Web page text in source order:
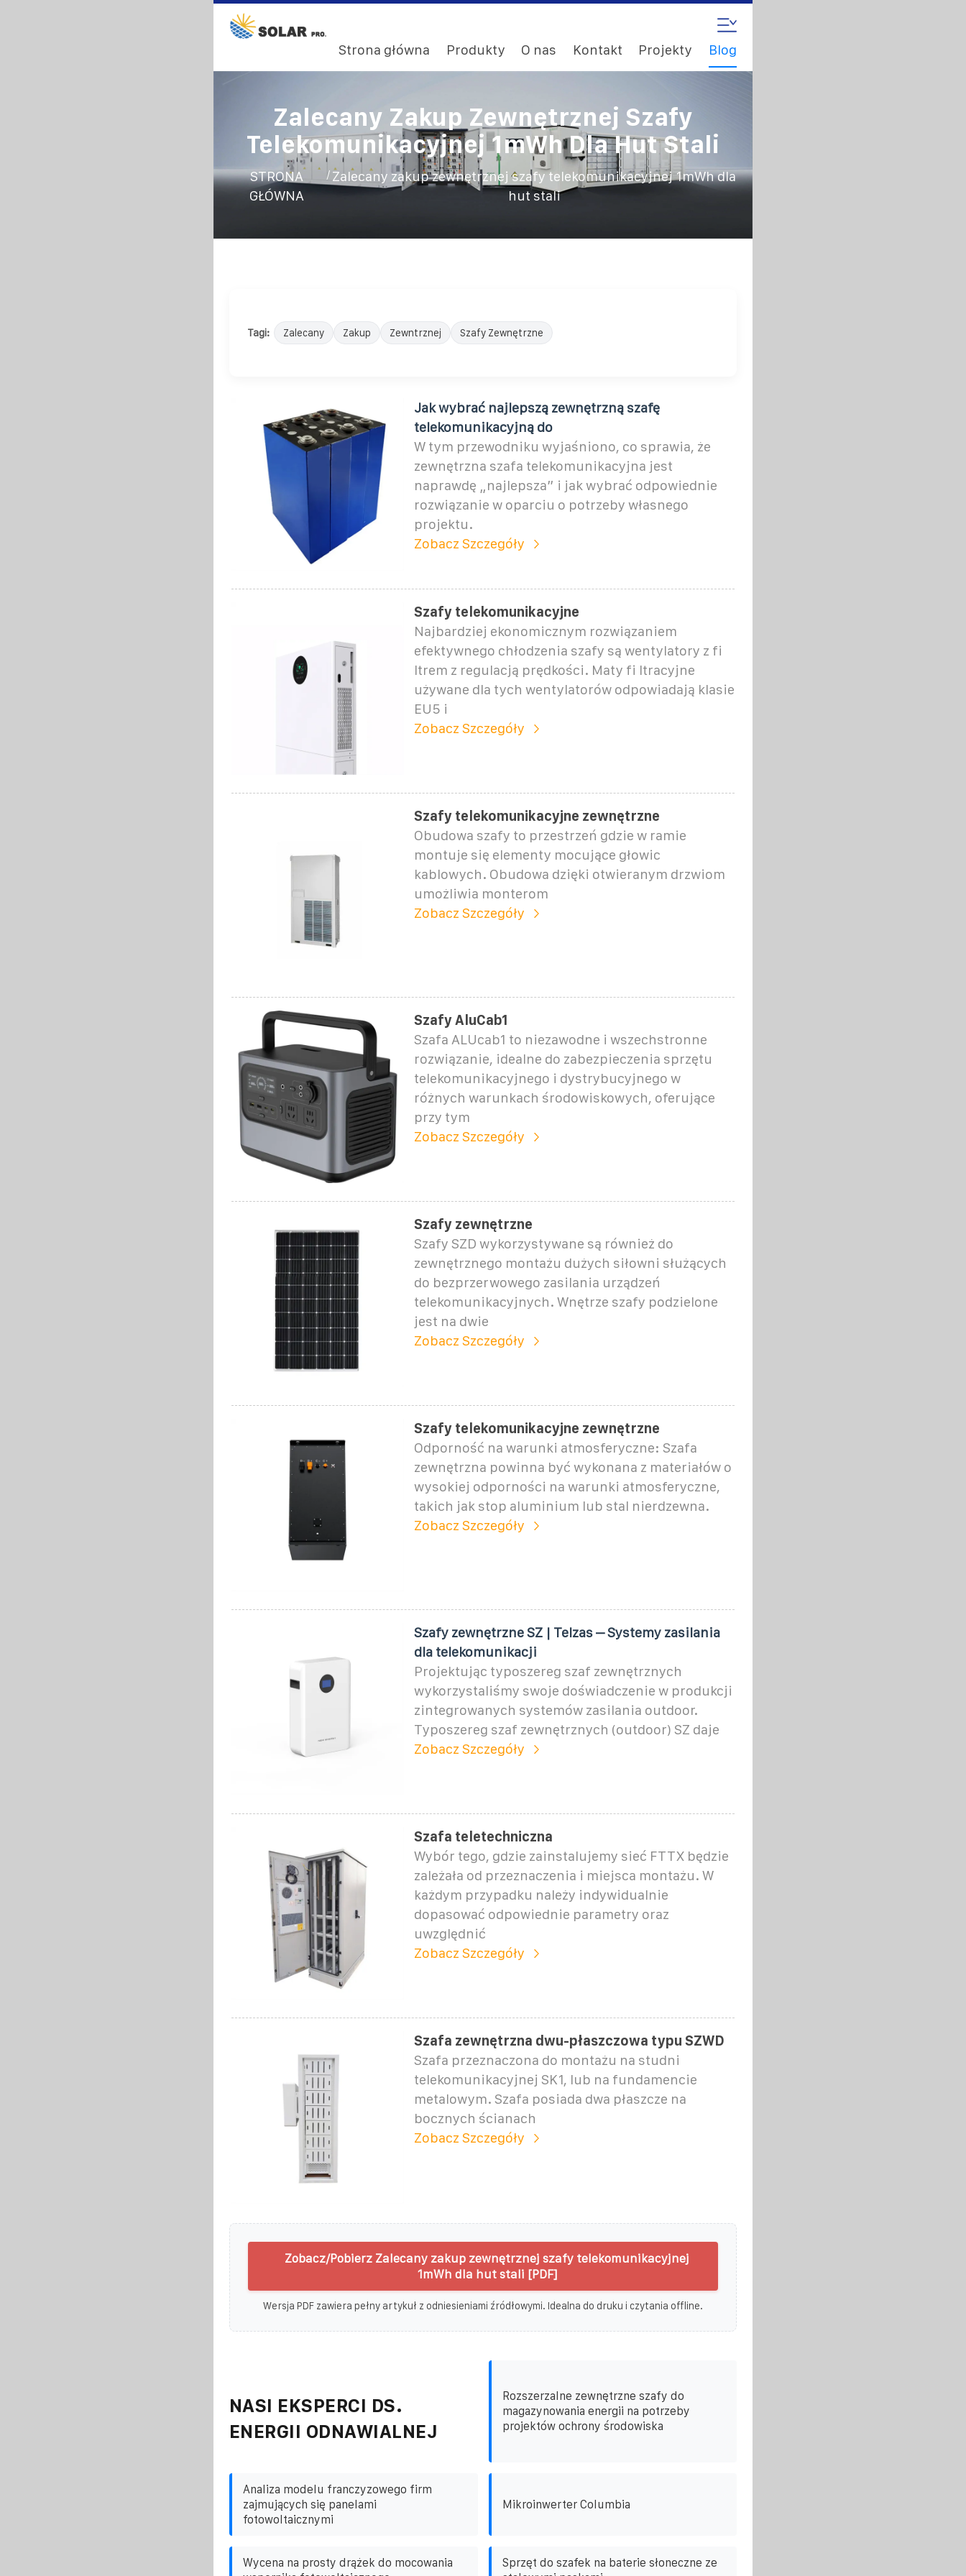
Strona główna Produkty O nas Kontakt Projekty Blog
Zalecany Zakup Zewnętrznej Szafy
Telekomunikacyjnej 1mWh Dla Hut Stali
STRONA
GŁÓWNA
/ Zalecany zakup zewnętrznej szafy telekomunikacyjnej 1mWh dla
hut stali
Tagi: Zalecany Zakup Zewntrznej Szafy Zewnętrzne
Jak wybrać najlepszą zewnętrzną szafę
telekomunikacyjną do
W tym przewodniku wyjaśniono, co sprawia, że
zewnętrzna szafa telekomunikacyjna jest
naprawdę „najlepsza” i jak wybrać odpowiednie
rozwiązanie w oparciu o potrzeby własnego
projektu.
Zobacz Szczegóły
Szafy telekomunikacyjne
Najbardziej ekonomicznym rozwiązaniem
efektywnego chłodzenia szafy są wentylatory z fi
ltrem z regulacją prędkości. Maty fi ltracyjne
używane dla tych wentylatorów odpowiadają klasie
EU5 i
Zobacz Szczegóły
Szafy telekomunikacyjne zewnętrzne
Obudowa szafy to przestrzeń gdzie w ramie
montuje się elementy mocujące głowic
kablowych. Obudowa dzięki otwieranym drzwiom
umożliwia monterom
Zobacz Szczegóły
Szafy AluCab1
Szafa ALUcab1 to niezawodne i wszechstronne
rozwiązanie, idealne do zabezpieczenia sprzętu
telekomunikacyjnego i dystrybucyjnego w
różnych warunkach środowiskowych, oferujące
przy tym
Zobacz Szczegóły
Szafy zewnętrzne
Szafy SZD wykorzystywane są również do
zewnętrznego montażu dużych siłowni służących
do bezprzerwowego zasilania urządzeń
telekomunikacyjnych. Wnętrze szafy podzielone
jest na dwie
Zobacz Szczegóły
Szafy telekomunikacyjne zewnętrzne
Odporność na warunki atmosferyczne: Szafa
zewnętrzna powinna być wykonana z materiałów o
wysokiej odporności na warunki atmosferyczne,
takich jak stop aluminium lub stal nierdzewna.
Zobacz Szczegóły
Szafy zewnętrzne SZ | Telzas – Systemy zasilania
dla telekomunikacji
Projektując typoszereg szaf zewnętrznych
wykorzystaliśmy swoje doświadczenie w produkcji
zintegrowanych systemów zasilania outdoor.
Typoszereg szaf zewnętrznych (outdoor) SZ daje
Zobacz Szczegóły
Szafa teletechniczna
Wybór tego, gdzie zainstalujemy sieć FTTX będzie
zależała od przeznaczenia i miejsca montażu. W
każdym przypadku należy indywidualnie
dopasować odpowiednie parametry oraz
uwzględnić
Zobacz Szczegóły
Szafa zewnętrzna dwu-płaszczowa typu SZWD
Szafa przeznaczona do montażu na studni
telekomunikacyjnej SK1, lub na fundamencie
metalowym. Szafa posiada dwa płaszcze na
bocznych ścianach
Zobacz Szczegóły
Zobacz/Pobierz Zalecany zakup zewnętrznej szafy telekomunikacyjnej
1mWh dla hut stali [PDF]
Wersja PDF zawiera pełny artykuł z odniesieniami źródłowymi. Idealna do druku i czytania offline.
NASI EKSPERCI DS.
ENERGII ODNAWIALNEJ
Rozszerzalne zewnętrzne szafy do
magazynowania energii na potrzeby
projektów ochrony środowiska
Analiza modelu franczyzowego firm
zajmujących się panelami
fotowoltaicznymi
Mikroinwerter Columbia
Wycena na prosty drążek do mocowania
Sprzęt do szafek na baterie słoneczne ze